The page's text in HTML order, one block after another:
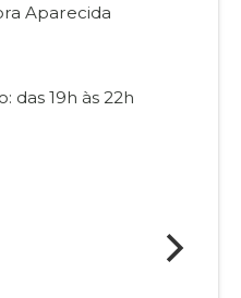
Aparecida
das 19h às 22h